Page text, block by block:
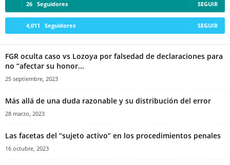
26 Seguidores SEGUIR
4,011 Seguidores SEGUIR
FGR oculta caso vs Lozoya por falsedad de declaraciones para
no “afectar su honor...
25 septiembre, 2023
Más allá de una duda razonable y su distribución del error
28 marzo, 2023
Las facetas del “sujeto activo” en los procedimientos penales
16 octubre, 2023